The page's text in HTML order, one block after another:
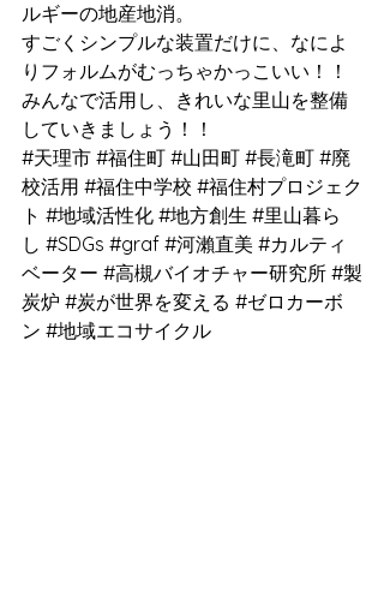
ルギーの地産地消。
すごくシンプルな装置だけに、なによ
りフォルムがむっちゃかっこいい！！
みんなで活用し、きれいな里山を整備
していきましょう！！
#天理市 #福住町 #山田町 #長滝町 #廃
校活用 #福住中学校 #福住村プロジェク
ト #地域活性化 #地方創生 #里山暮ら
し #SDGs #graf #河瀨直美 #カルティ
ベーター #高槻バイオチャー研究所 #製
炭炉 #炭が世界を変える #ゼロカーボ
ン #地域エコサイクル